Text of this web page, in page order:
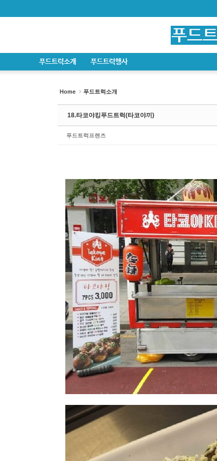
푸드트럭소개 푸드트럭행사
Home 푸드트럭소개
18.타코야킹푸드트럭(타코야끼)
푸드트럭프렌즈